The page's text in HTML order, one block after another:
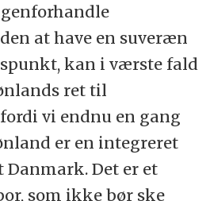
at have en suveræn
kan i værste fald
ret til
vi endnu en gang
er en integreret
Danmark. Det er et
som ikke bør ske